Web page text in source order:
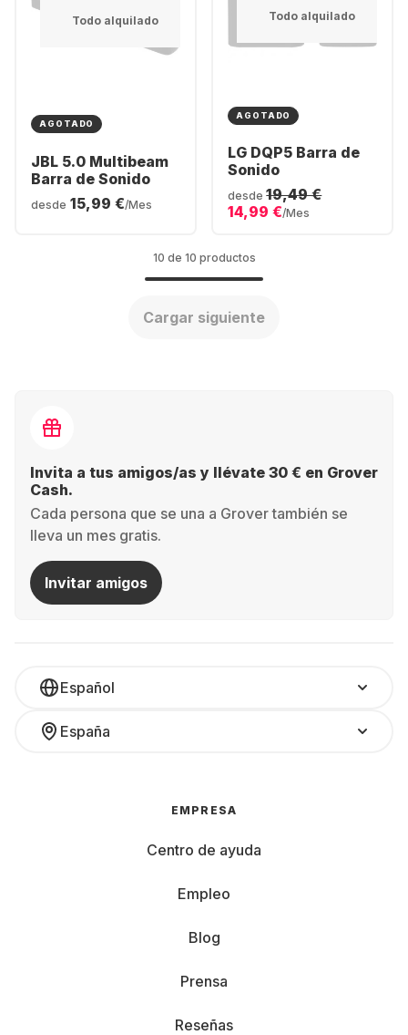
Todo alquilado
AGOTADO
JBL 5.0 Multibeam
Barra de Sonido
desde 15,99 €/Mes
Todo alquilado
AGOTADO
LG DQP5 Barra de
Sonido
desde 19,49 €
14,99 €/Mes
10 de 10 productos
Cargar siguiente
Invita a tus amigos/as y llévate 30 € en Grover
Cash.
Cada persona que se una a Grover también se
lleva un mes gratis.
Invitar amigos
Español
España
EMPRESA
Centro de ayuda
Empleo
Blog
Prensa
Reseñas